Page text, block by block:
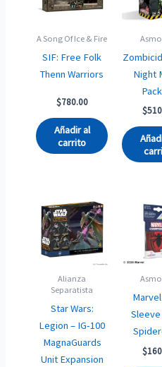
A Song Of Ice & Fire
SIF: Free Folk
Thenn Warriors
$780.00
Añadir al
carrito
Night
$
Alianza
Separatista
Star Wars:
Legion – IG-100
MagnaGuards
Unit Expansion
Sleeve
$